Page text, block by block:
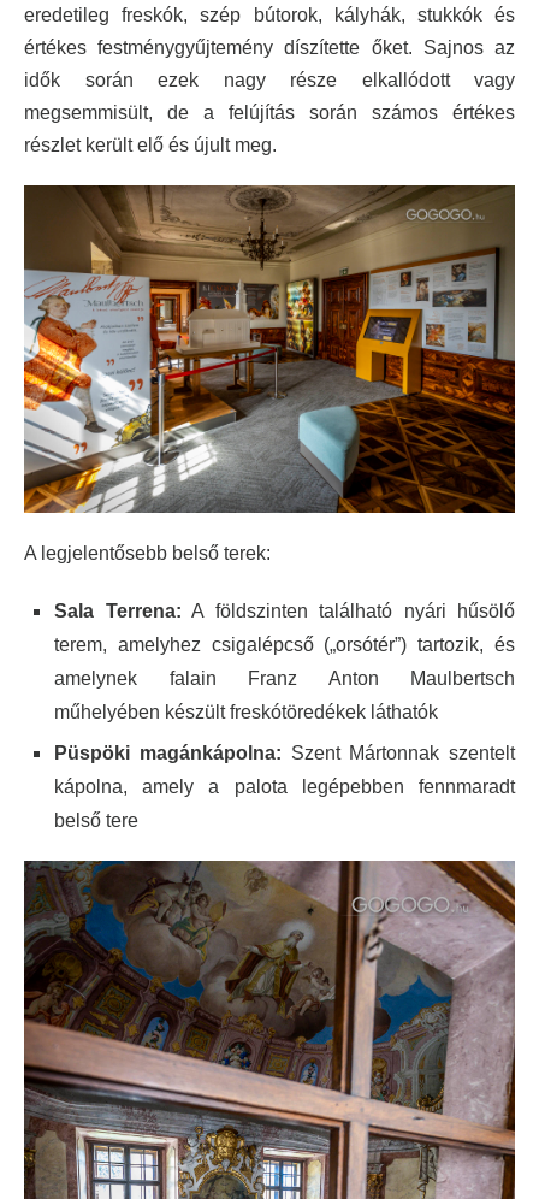
eredetileg freskók, szép bútorok, kályhák, stukkók és
értékes festménygyűjtemény díszítette őket. Sajnos az
idők során ezek nagy része elkallódott vagy
megsemmisült, de a felújítás során számos értékes
részlet került elő és újult meg.
A legjelentősebb belső terek:
Sala Terrena: A földszinten található nyári hűsölő
terem, amelyhez csigalépcső („orsótér”) tartozik, és
amelynek falain Franz Anton Maulbertsch
műhelyében készült freskótöredékek láthatók
Püspöki magánkápolna: Szent Mártonnak szentelt
kápolna, amely a palota legépebben fennmaradt
belső tere